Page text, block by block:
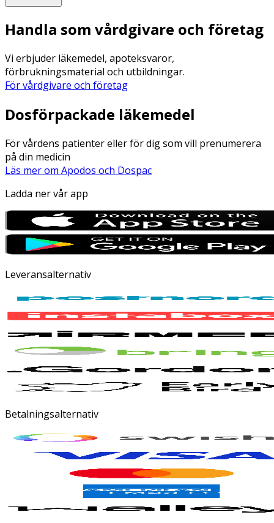
Handla som vårdgivare och företag
Vi erbjuder läkemedel, apoteksvaror,
förbrukningsmaterial och utbildningar.
För vårdgivare och företag
Dosförpackade läkemedel
För vårdens patienter eller för dig som vill prenumerera
på din medicin
Läs mer om Apodos och Dospac
Ladda ner vår app
Leveransalternativ
Betalningsalternativ